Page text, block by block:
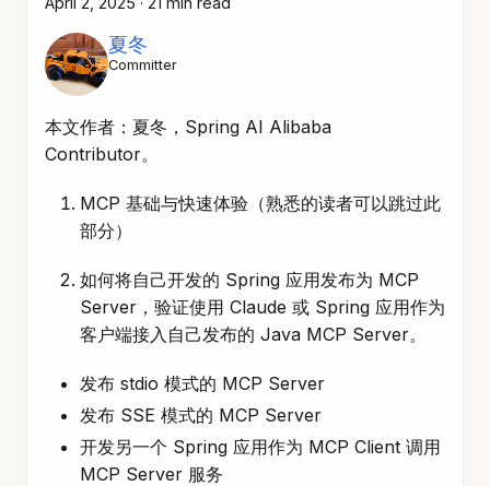
夏冬
Committer
本文作者：夏冬，Spring AI Alibaba
Contributor。
MCP 基础与快速体验（熟悉的读者可以跳过此
部分）
如何将自己开发的 Spring 应用发布为 MCP
Server，验证使用 Claude 或 Spring 应用作为
客户端接入自己发布的 Java MCP Server。
发布 stdio 模式的 MCP Server
发布 SSE 模式的 MCP Server
开发另一个 Spring 应用作为 MCP Client 调用
MCP Server 服务